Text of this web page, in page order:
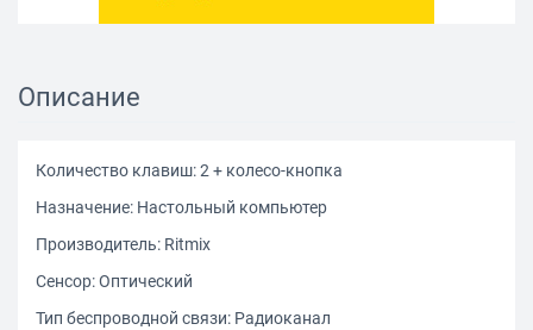
Описание
Количество клавиш: 2 + колесо-кнопка
Назначение: Настольный компьютер
Производитель: Ritmix
Сенсор: Оптический
Тип беспроводной связи: Радиоканал